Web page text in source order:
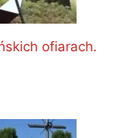
ofiarach.